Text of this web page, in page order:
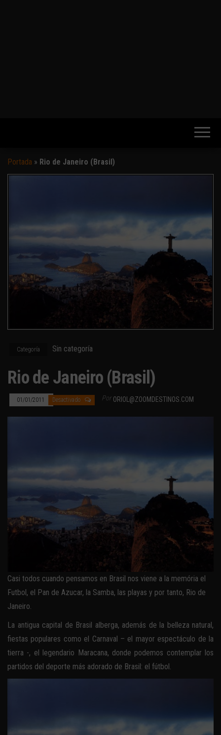
Portada » Rio de Janeiro (Brasil)
Categoría Sin categoría
Rio de Janeiro (Brasil)
01/01/2011 Desactivado Por ORIOL@ZOOMDESTINOS.COM
Casi todos cuando pensamos en Brasil nos viene a la memória el
Futbol, el Pan de Azucar, la Samba, las playas y por tanto, Rio de
Janeiro.
La antigua capital de Brasil alberga, además de la belleza natural,
fiestas populares como el Carnaval – el mayor espectáculo de la
tierra -, el legendario Maracana, donde podemos contemplar los
partidos del deporte más adorado de Brasil: el fútbol.